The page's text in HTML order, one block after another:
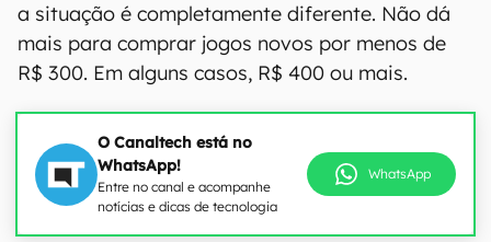
a situação é completamente diferente. Não dá
mais para comprar jogos novos por menos de
R$ 300. Em alguns casos, R$ 400 ou mais.
O Canaltech está no
WhatsApp!
Entre no canal e acompanhe
notícias e dicas de tecnologia
WhatsApp